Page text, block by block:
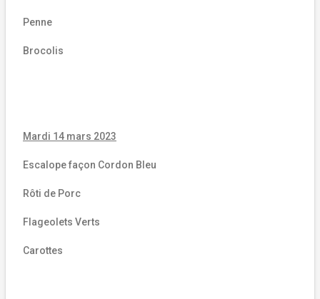
Penne
Brocolis
Mardi 14 mars 2023
Escalope façon Cordon Bleu
Rôti de Porc
Flageolets Verts
Carottes